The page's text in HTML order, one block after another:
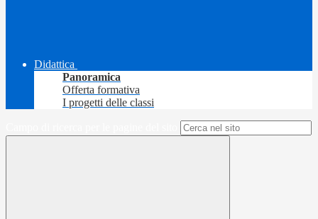
Didattica
Panoramica
Offerta formativa
I progetti delle classi